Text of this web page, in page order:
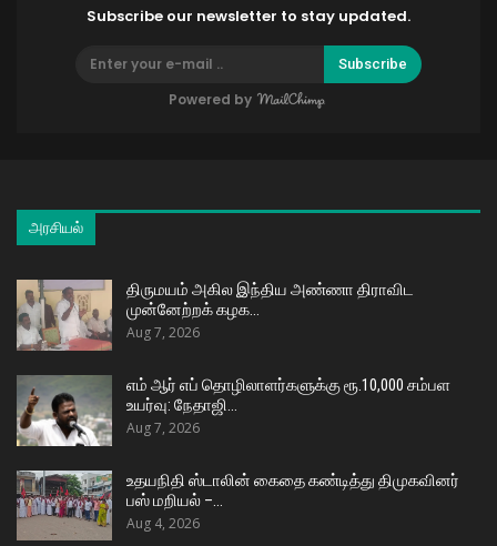
Subscribe our newsletter to stay updated.
Subscribe
Powered by
அரசியல்
திருமயம் அகில இந்திய அண்ணா திராவிட
முன்னேற்றக் கழக…
Aug 7, 2026
எம் ஆர் எப் தொழிலாளர்களுக்கு ரூ.10,000 சம்பள
உயர்வு: நேதாஜி…
Aug 7, 2026
உதயநிதி ஸ்டாலின் கைதை கண்டித்து திமுகவினர்
பஸ் மறியல் –…
Aug 4, 2026